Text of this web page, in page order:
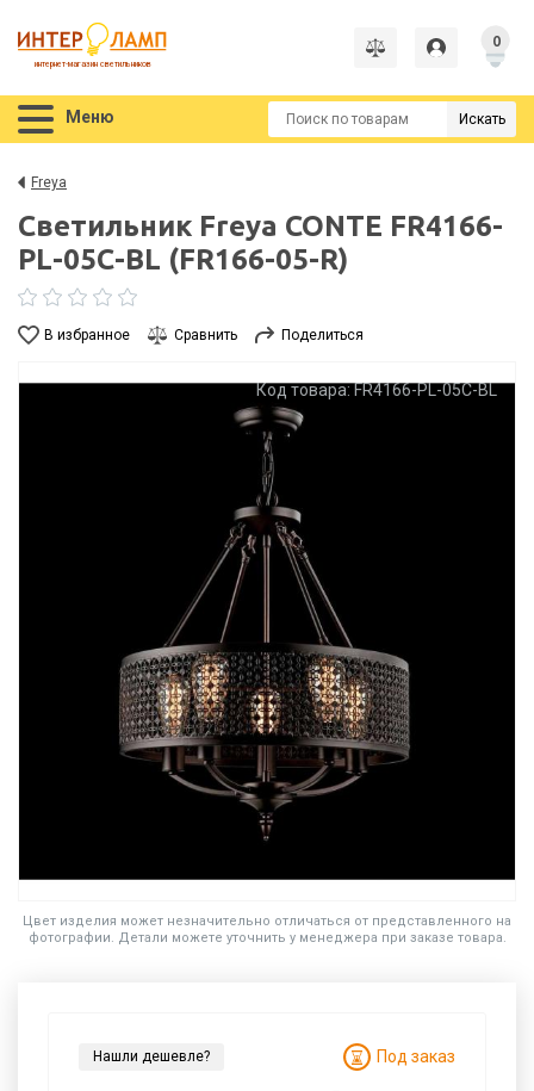
интернет-магазин светильников
0
Меню Искать
Freya
Светильник Freya CONTE FR4166-
PL-05C-BL (FR166-05-R)
В избранное Сравнить Поделиться
Код товара: FR4166-PL-05C-BL
Цвет изделия может незначительно отличаться от представленного на
фотографии. Детали можете уточнить у менеджера при заказе товара.
Нашли дешевле? Под заказ